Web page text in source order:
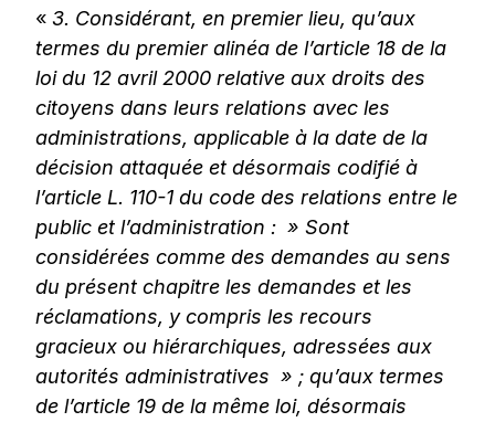
«3. Considérant, en premier lieu, qu’aux
termes du premier alinéa de l’article 18 de la
loi du 12 avril 2000 relative aux droits des
citoyens dans leurs relations avec les
administrations, applicable à la date de la
décision attaquée et désormais codifié à
l’article L. 110-1 du code des relations entre le
public et l’administration : » Sont
considérées comme des demandes au sens
du présent chapitre les demandes et les
réclamations, y compris les recours
gracieux ou hiérarchiques, adressées aux
autorités administratives » ; qu’aux termes
de l’article 19 de la même loi, désormais